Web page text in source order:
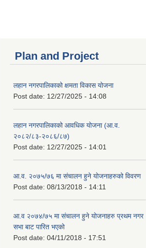
Plan and Project
लहान नगरपालिकाको क्षमता विकास योजना
Post date: 12/27/2025 - 14:08
लहान नगरपालिकाको आवधिक योजना (आ.व.
२०८२/८३-२०८६/८७)
Post date: 12/27/2025 - 14:01
आ.व. २०७५/७६ मा संचालन हुने योजनाहरुको विवरण
Post date: 08/13/2018 - 14:11
आ.व २०७४/७५ मा संचालन हुने योजनाहरु प्रथम नगर
सभा बाट पारित भएको
Post date: 04/11/2018 - 17:51